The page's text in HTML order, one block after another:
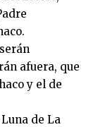
afuera, que
y el de
de La